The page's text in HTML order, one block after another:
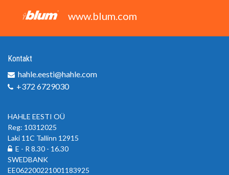
www.blum.com
Kontakt
hahle.eesti@hahle.com
+372 6729030
HAHLE EESTI OÜ
Reg: 10312025
Laki 11C Tallinn 12915
E - R 8.30 - 16.30
SWEDBANK
EE062200221001183925